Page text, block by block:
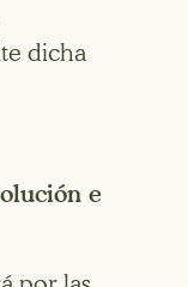
dicha
e